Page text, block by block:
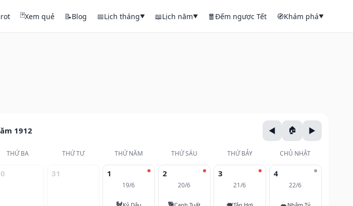
🃏Xem quẻ 📝Blog 📅Lịch tháng▼ 📖Lịch năm▼ 🧧Đếm ngược Tết 🧭Khám phá▼
1912
THỨ BA THỨ TƯ THỨ NĂM THỨ SÁU THỨ BẢY CHỦ NHẬT
31 1
19/6
2
20/6
3
21/6
4
22/6